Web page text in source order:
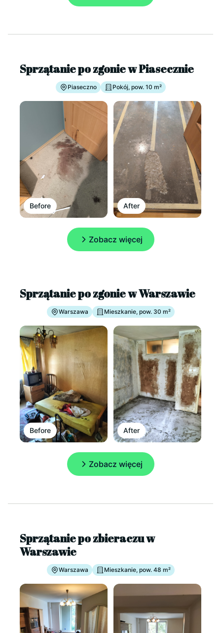
Sprzątanie po zgonie w Piasecznie
Piaseczno Pokój, pow. 10 m²
Before After
Zobacz więcej
Sprzątanie po zgonie w Warszawie
Warszawa Mieszkanie, pow. 30 m²
Before After
Zobacz więcej
Sprzątanie po zbieraczu w
Warszawie
Warszawa Mieszkanie, pow. 48 m²